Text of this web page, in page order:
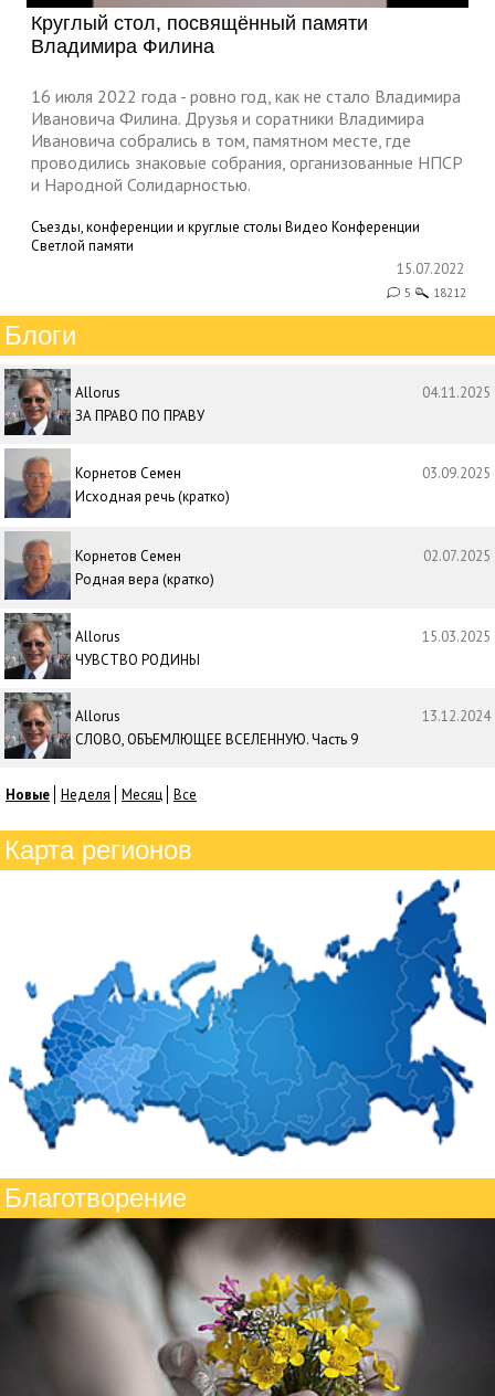
Круглый стол, посвящённый памяти
Владимира Филина
16 июля 2022 года - ровно год, как не стало Владимира
Ивановича Филина. Друзья и соратники Владимира
Ивановича собрались в том, памятном месте, где
проводились знаковые собрания, организованные НПСР
и Народной Солидарностью.
Съезды, конференции и круглые столы Видео Конференции
Светлой памяти
15.07.2022
5 18212
Блоги
Allorus
04.11.2025
ЗА ПРАВО ПО ПРАВУ
Корнетов Семен
03.09.2025
Исходная речь (кратко)
Корнетов Семен
02.07.2025
Родная вера (кратко)
Allorus
15.03.2025
ЧУВСТВО РОДИНЫ
Allorus
13.12.2024
СЛОВО, ОБЪЕМЛЮЩЕЕ ВСЕЛЕННУЮ. Часть 9
Новые Неделя Месяц Все
Карта регионов
Благотворение